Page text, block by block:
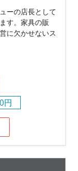
ーの店長として
す。家具の販
に欠かせないス
円